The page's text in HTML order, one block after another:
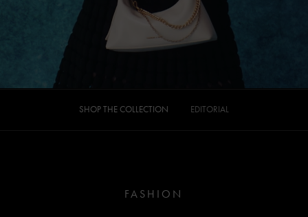
SHOP THE COLLECTION EDITORIAL
FASHION